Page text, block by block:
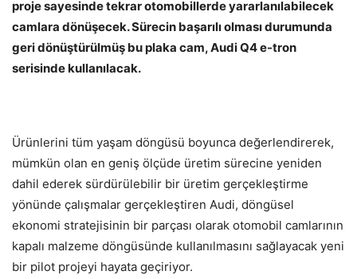
proje sayesinde tekrar otomobillerde yararlanılabilecek
camlara dönüşecek. Sürecin başarılı olması durumunda
geri dönüştürülmüş bu plaka cam, Audi Q4 e-tron
serisinde kullanılacak.
Ürünlerini tüm yaşam döngüsü boyunca değerlendirerek,
mümkün olan en geniş ölçüde üretim sürecine yeniden
dahil ederek sürdürülebilir bir üretim gerçekleştirme
yönünde çalışmalar gerçekleştiren Audi, döngüsel
ekonomi stratejisinin bir parçası olarak otomobil camlarının
kapalı malzeme döngüsünde kullanılmasını sağlayacak yeni
bir pilot projeyi hayata geçiriyor.